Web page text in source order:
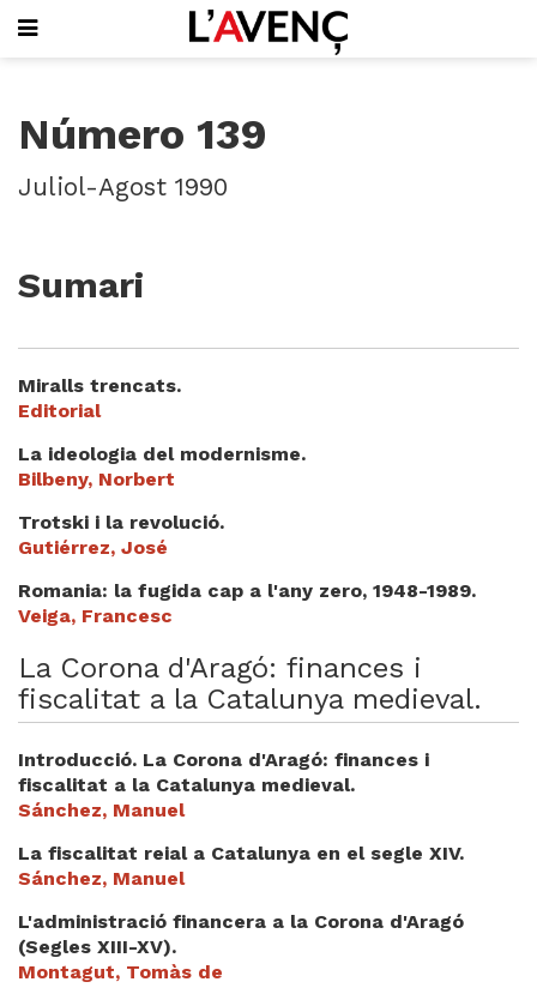
PORTADA
QUI SOM
L'AVENÇ PAPER
PUBLICITAT
VIDEOTECA
Focus
Actualitat
El llibre de la setmana
Mirador
Videoteca
Termes legals
Número 139
Juliol-Agost 1990
Sumari
Miralls trencats.
Editorial
La ideologia del modernisme.
Bilbeny, Norbert
Trotski i la revolució.
Gutiérrez, José
Romania: la fugida cap a l'any zero, 1948-1989.
Veiga, Francesc
La Corona d'Aragó: finances i
fiscalitat a la Catalunya medieval.
Introducció. La Corona d'Aragó: finances i
fiscalitat a la Catalunya medieval.
Sánchez, Manuel
La fiscalitat reial a Catalunya en el segle XIV.
Sánchez, Manuel
L'administració financera a la Corona d'Aragó
(Segles XIII-XV).
Montagut, Tomàs de